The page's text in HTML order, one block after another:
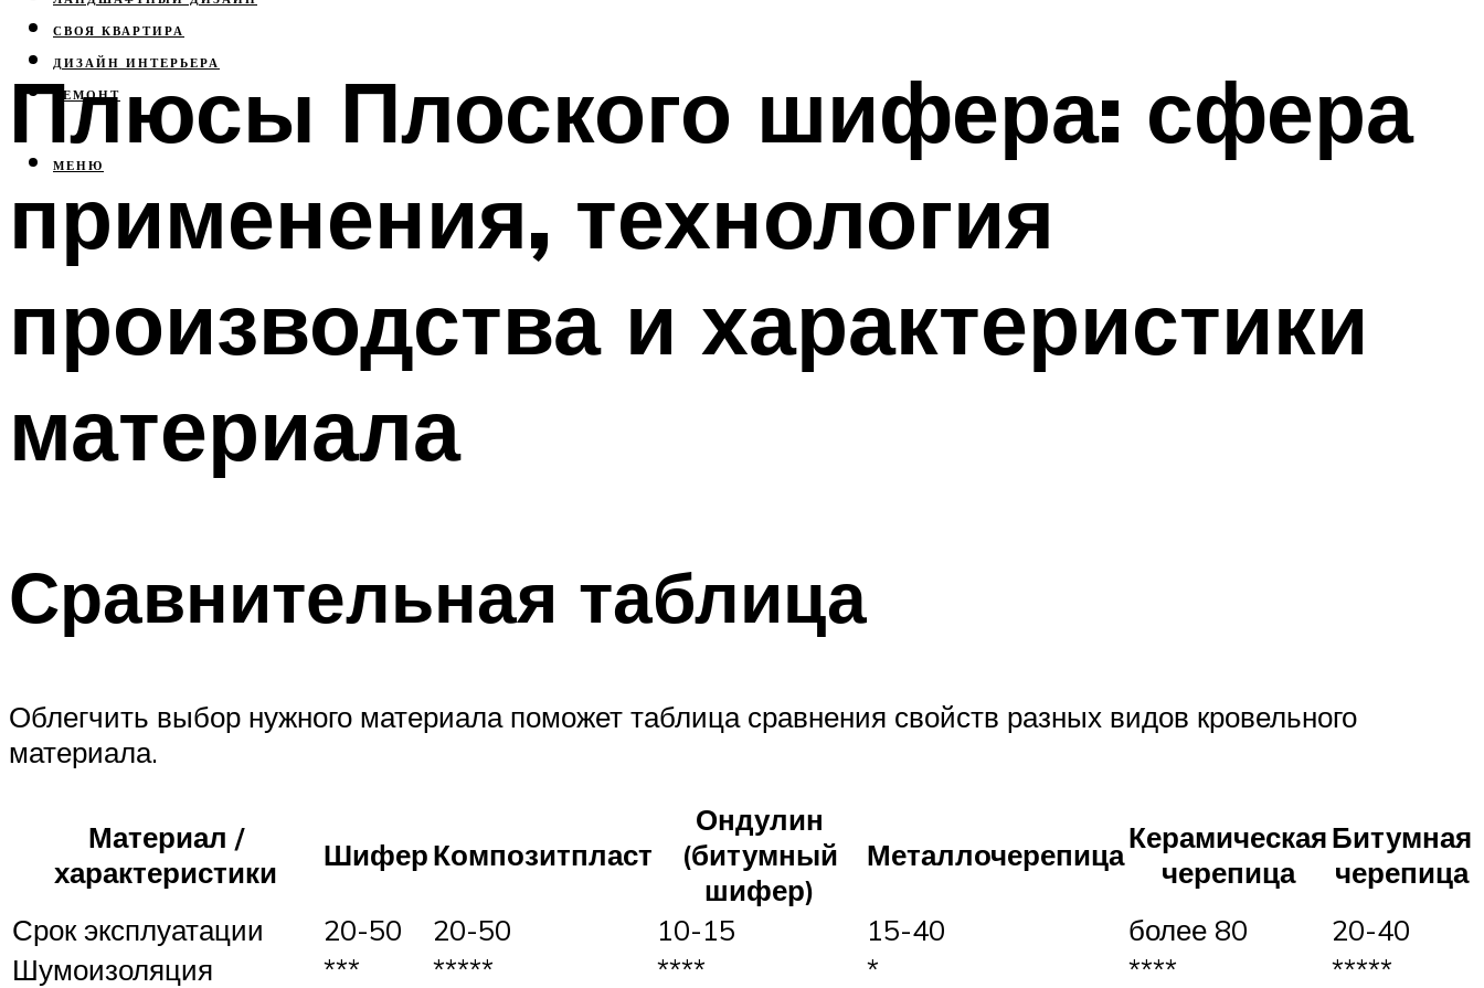
СВОЯ КВАРТИРА
ДИЗАЙН ИНТЕРЬЕРА
РЕМОНТ
МЕНЮ
Плюсы Плоского шифера: сфера
применения, технология
производства и характеристики
материала
Сравнительная таблица
Облегчить выбор нужного материала поможет таблица сравнения свойств разных видов кровельного
материала.
Материал /
характеристики
ШиферКомпозитпласт
Ондулин
(битумный
шифер)
МеталлочерепицаКерамическая
черепица
Битумная
черепица
Срок эксплуатации
20-50 20-50 10-15 15-40 более 80
20-40
Шумоизоляция
*** ***** **** * ****
*****